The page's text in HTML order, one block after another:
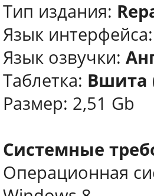
Тип издания:
Язык интерфейса:
Язык озвучки:
Таблетка: Вшита
Размер: 2,51 Gb
Системные
Операционная